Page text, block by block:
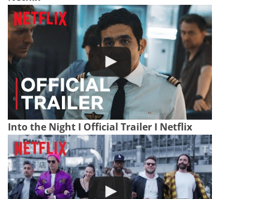
Into the Night I Official Trailer I Netflix